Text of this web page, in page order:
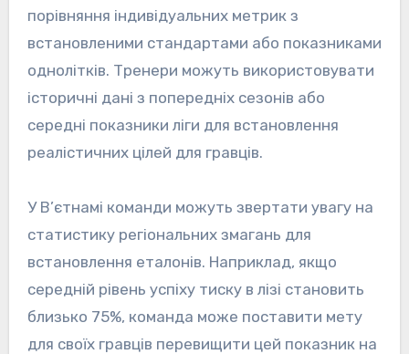
порівняння індивідуальних метрик з
встановленими стандартами або показниками
однолітків. Тренери можуть використовувати
історичні дані з попередніх сезонів або
середні показники ліги для встановлення
реалістичних цілей для гравців.
У В’єтнамі команди можуть звертати увагу на
статистику регіональних змагань для
встановлення еталонів. Наприклад, якщо
середній рівень успіху тиску в лізі становить
близько 75%, команда може поставити мету
для своїх гравців перевищити цей показник на